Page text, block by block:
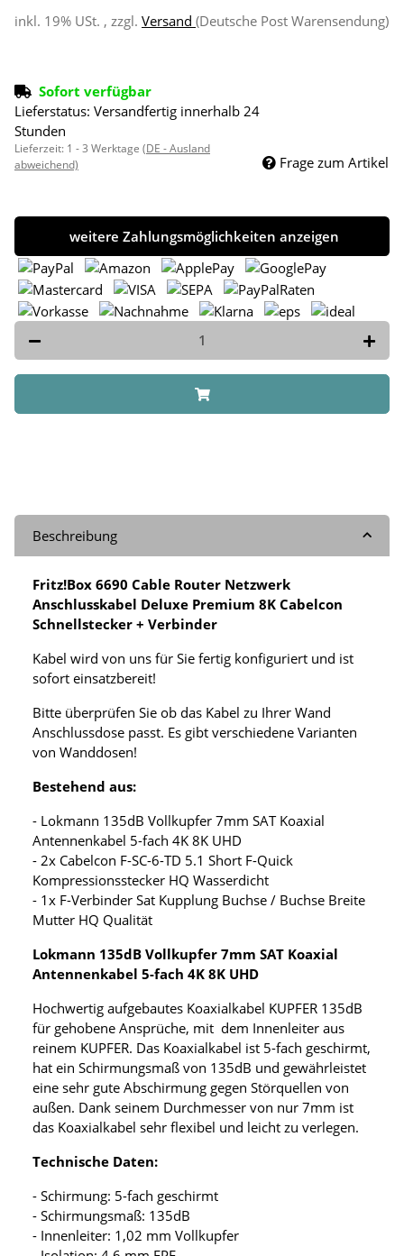
inkl. 19% USt. , zzgl. Versand (Deutsche Post Warensendung)
Sofort verfügbar
Lieferstatus: Versandfertig innerhalb 24
Stunden
Lieferzeit: 1 - 3 Werktage (DE - Ausland
abweichend)
Frage zum Artikel
weitere Zahlungsmöglichkeiten anzeigen
Beschreibung
Fritz!Box 6690 Cable Router Netzwerk
Anschlusskabel Deluxe Premium 8K Cabelcon
Schnellstecker + Verbinder
Kabel wird von uns für Sie fertig konfiguriert und ist
sofort einsatzbereit!
Bitte überprüfen Sie ob das Kabel zu Ihrer Wand
Anschlussdose passt. Es gibt verschiedene Varianten
von Wanddosen!
Bestehend aus:
- Lokmann 135dB Vollkupfer 7mm SAT Koaxial
Antennenkabel 5-fach 4K 8K UHD
- 2x Cabelcon F-SC-6-TD 5.1 Short F-Quick
Kompressionsstecker HQ Wasserdicht
- 1x F-Verbinder Sat Kupplung Buchse / Buchse Breite
Mutter HQ Qualität
Lokmann 135dB Vollkupfer 7mm SAT Koaxial
Antennenkabel 5-fach 4K 8K UHD
Hochwertig aufgebautes Koaxialkabel KUPFER 135dB
für gehobene Ansprüche, mit dem Innenleiter aus
reinem KUPFER. Das Koaxialkabel ist 5-fach geschirmt,
hat ein Schirmungsmaß von 135dB und gewährleistet
eine sehr gute Abschirmung gegen Störquellen von
außen. Dank seinem Durchmesser von nur 7mm ist
das Koaxialkabel sehr flexibel und leicht zu verlegen.
Technische Daten:
- Schirmung: 5-fach geschirmt
- Schirmungsmaß: 135dB
- Innenleiter: 1,02 mm Vollkupfer